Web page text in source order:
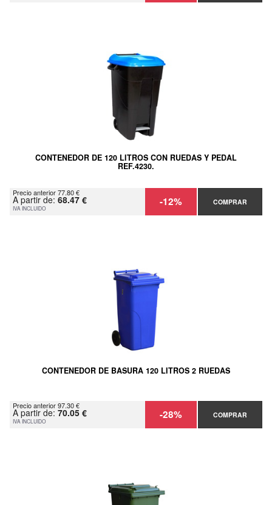
CONTENEDOR DE 120 LITROS CON RUEDAS Y PEDAL
REF.4230.
Precio anterior 77.80 €
A partir de: 68.47 €
IVA INCLUIDO -12% COMPRAR
CONTENEDOR DE BASURA 120 LITROS 2 RUEDAS
Precio anterior 97.30 €
A partir de: 70.05 €
IVA INCLUIDO -28% COMPRAR